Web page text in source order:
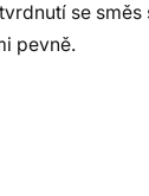
se
pevně.